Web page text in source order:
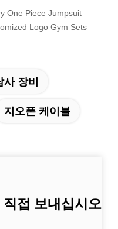
One Piece Jumpsuit
Logo Gym Sets
장비
지오폰 케이블
접 보내십시오